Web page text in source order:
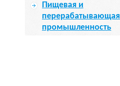
Пищевая и
перерабатывающая
промышленность